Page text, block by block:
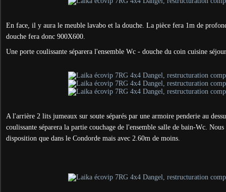
En face, il y aura le meuble lavabo et la douche. La pièce fera 1m de
douche fera donc 900X600.
Une porte coulissante séparera l'ensemble Wc - douche du coin cuisine
A l'arrière 2 lits jumeaux sur soute séparés par une armoire penderie au
coulissante séparera la partie couchage de l'ensemble salle de bain-Wc.
disposition que dans le Condorde mais avec 2.60m de moins.